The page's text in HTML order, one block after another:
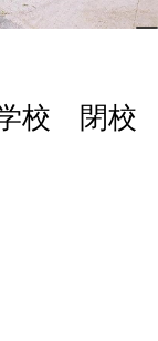
校 閉校